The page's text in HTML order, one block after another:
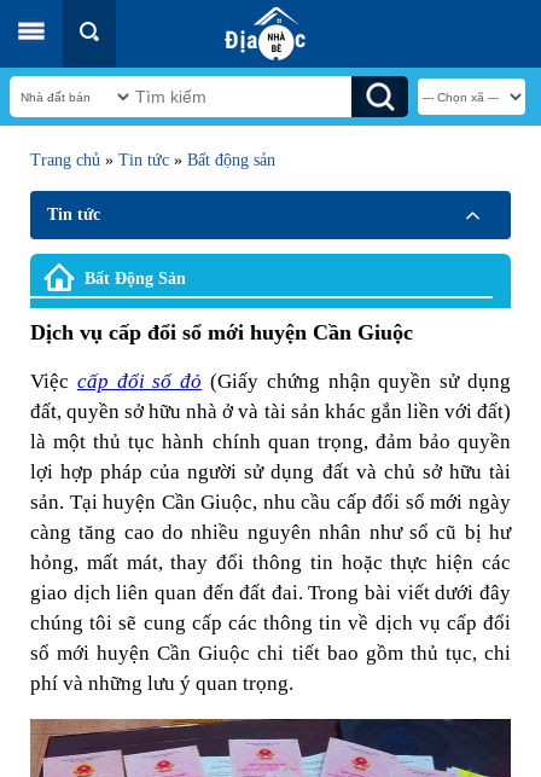
Trang chủ » Tin tức » Bất động sản
Tin tức
Bất Động Sản
Dịch vụ cấp đổi sổ mới huyện Cần Giuộc
Việc cấp đổi sổ đỏ (Giấy chứng nhận quyền sử dụng
đất, quyền sở hữu nhà ở và tài sản khác gắn liền với đất)
là một thủ tục hành chính quan trọng, đảm bảo quyền
lợi hợp pháp của người sử dụng đất và chủ sở hữu tài
sản. Tại huyện Cần Giuộc, nhu cầu cấp đổi sổ mới ngày
càng tăng cao do nhiều nguyên nhân như sổ cũ bị hư
hỏng, mất mát, thay đổi thông tin hoặc thực hiện các
giao dịch liên quan đến đất đai. Trong bài viết dưới đây
chúng tôi sẽ cung cấp các thông tin về dịch vụ cấp đổi
sổ mới huyện Cần Giuộc chi tiết bao gồm thủ tục, chi
phí và những lưu ý quan trọng.